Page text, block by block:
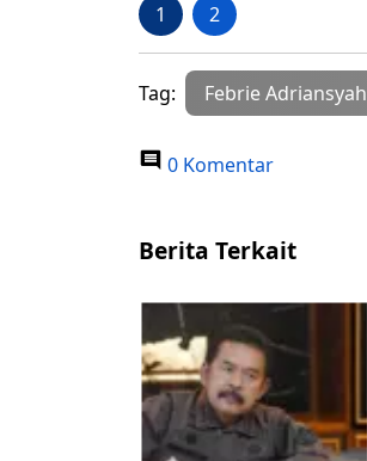
1 2
Tag: Febrie Adriansyah
0 Komentar
Berita Terkait